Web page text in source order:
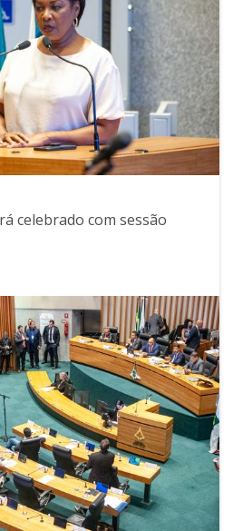
celebrado com sessão